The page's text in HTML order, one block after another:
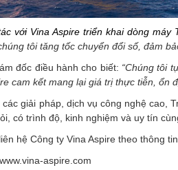
với Vina Aspire triển khai dòng
tôi tăng tốc chuyển đổi số, đảm
đốc điều hành cho biết: “Chúng tôi
cam kết mang lại giá trị thực tiễn, ổn
giải pháp, dịch vụ công nghệ cao,
có trình độ, kinh nghiệm và uy tín
hệ Công ty Vina Aspire theo thông
aspire.com